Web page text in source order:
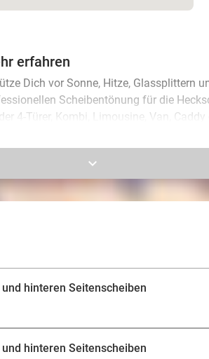
erfahren
Dich vor Sonne, Hitze, Glassplittern
Scheibentönung für die
4-Türer, Kombi, Limousine, Van,
Dein Fahrzeug zu den professionellen
sorgen und Dir höchste Qualität
frei von Verunreinigungen und verfügt
keyboard_arrow_down
hinteren Seitenscheiben
hinteren Seitenscheiben